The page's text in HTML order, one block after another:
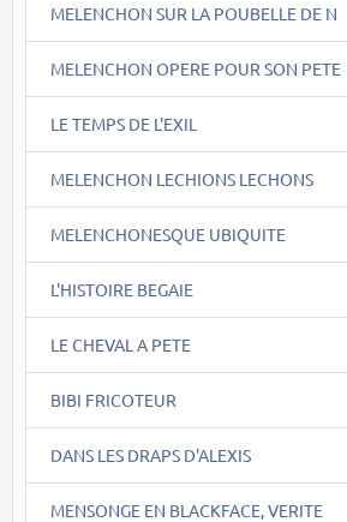
MELENCHON SUR LA POUBELLE DE N
MELENCHON OPERE POUR SON PETE
LE TEMPS DE L'EXIL
MELENCHON LECHIONS LECHONS
MELENCHONESQUE UBIQUITE
L'HISTOIRE BEGAIE
LE CHEVAL A PETE
BIBI FRICOTEUR
DANS LES DRAPS D'ALEXIS
MENSONGE EN BLACKFACE, VERITE